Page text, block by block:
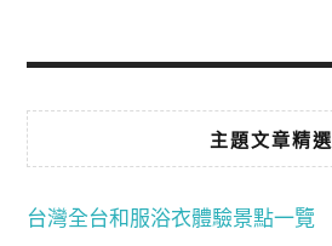
主題文章精選
台灣全台和服浴衣體驗景點一覽